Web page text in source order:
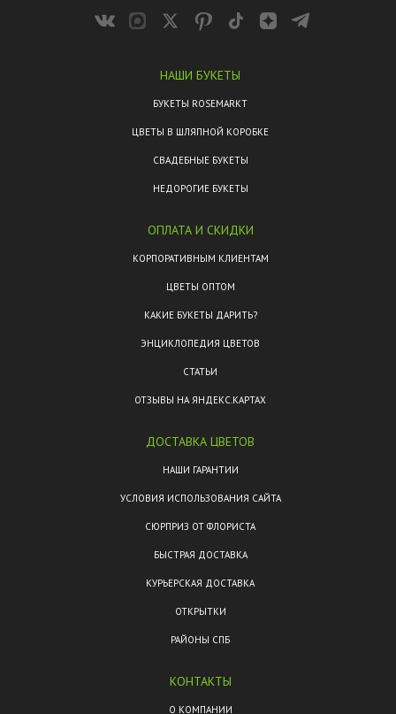
НАШИ БУКЕТЫ
БУКЕТЫ ROSEMARKT
ЦВЕТЫ В ШЛЯПНОЙ КОРОБКЕ
СВАДЕБНЫЕ БУКЕТЫ
НЕДОРОГИЕ БУКЕТЫ
ОПЛАТА И СКИДКИ
КОРПОРАТИВНЫМ КЛИЕНТАМ
ЦВЕТЫ ОПТОМ
КАКИЕ БУКЕТЫ ДАРИТЬ?
ЭНЦИКЛОПЕДИЯ ЦВЕТОВ
СТАТЬИ
ОТЗЫВЫ НА ЯНДЕКС.КАРТАХ
ДОСТАВКА ЦВЕТОВ
НАШИ ГАРАНТИИ
УСЛОВИЯ ИСПОЛЬЗОВАНИЯ САЙТА
СЮРПРИЗ ОТ ФЛОРИСТА
БЫСТРАЯ ДОСТАВКА
КУРЬЕРСКАЯ ДОСТАВКА
ОТКРЫТКИ
РАЙОНЫ СПБ
КОНТАКТЫ
О КОМПАНИИ